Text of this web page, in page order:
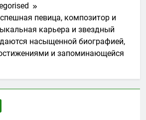
певица, композитор и
карьера и звездный
насыщенной биографией,
и запоминающейся